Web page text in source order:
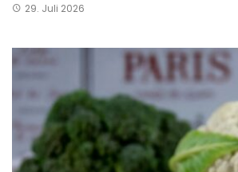
29. Juli 2026